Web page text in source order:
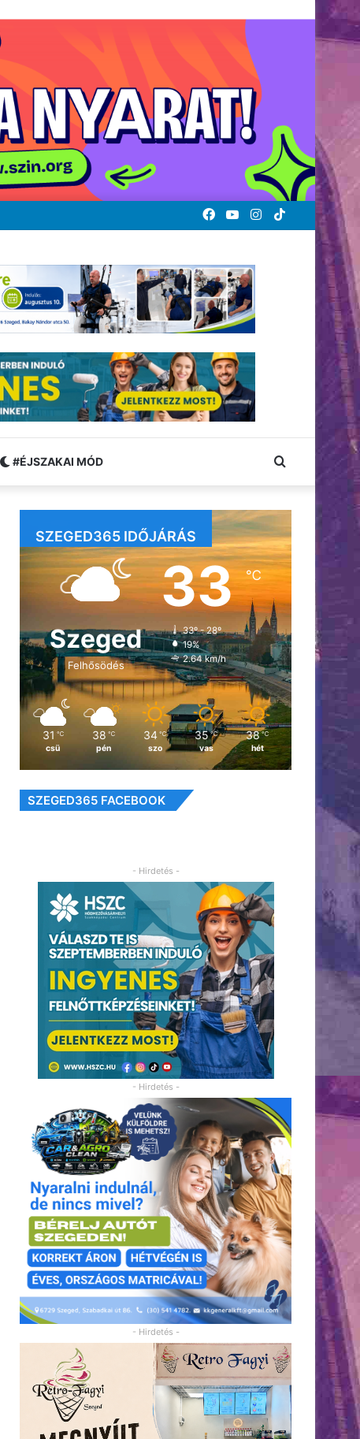
TikTok
Instagram
YouTube
Facebook
#ÉJSZAKAI MÓD Keresés:
SZEGED365 IDŐJÁRÁS
Szeged
Felhősödés
33℃
33º - 28º
19%
2.64 km/h
31 ℃
csü
38 ℃
pén
34 ℃
szo
35 ℃
vas
38 ℃
hét
SZEGED365 FACEBOOK
- Hirdetés -
- Hirdetés -
- Hirdetés -